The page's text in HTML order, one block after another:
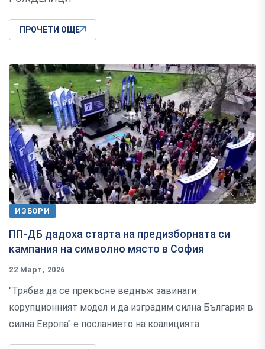
ПРОЧЕТИ ОЩЕ
ИЗБОРИ
ПП-ДБ дадоха старта на предизборната си
кампания на символно място в София
22 Март, 2026
"Трябва да се прекъсне веднъж завинаги
корупционният модел и да изградим силна България в
силна Европа" е посланието на коалицията